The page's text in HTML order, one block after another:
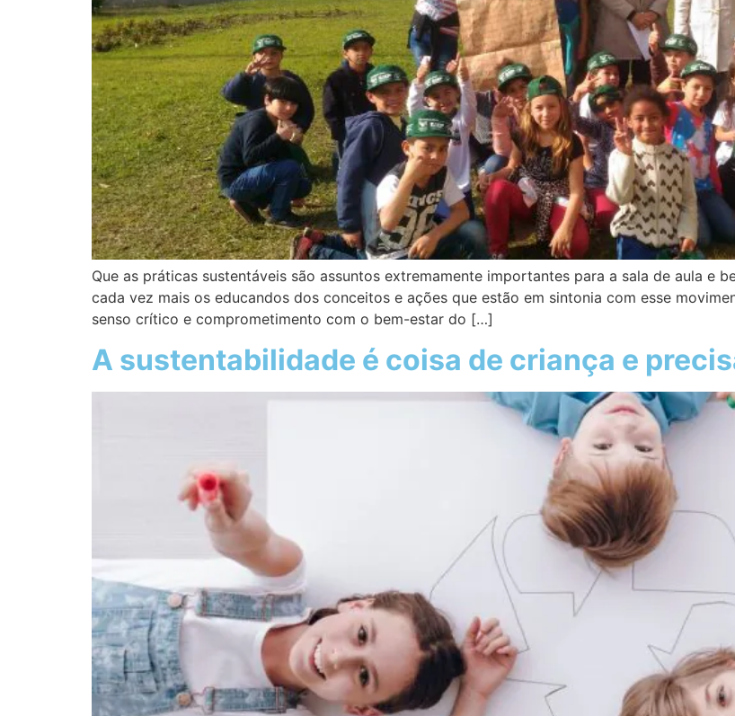
Que as práticas sustentáveis são assuntos extremamente importantes para a sala de aula e
cada vez mais os educandos dos conceitos e ações que estão em sintonia com esse
senso crítico e comprometimento com o bem-estar do […]
A sustentabilidade é coisa de criança e